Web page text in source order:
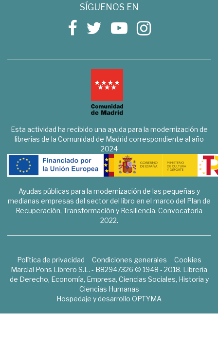
SÍGUENOS EN
Esta actividad ha recibido una ayuda para la modernización de
librerías de la Comunidad de Madrid correspondiente al año
2024
Ayudas públicas para la modernización de las pequeñas y
medianas empresas del sector del libro en el marco del Plan de
Recuperación, Transformación y Resiliencia. Convocatoria
2022.
Política de privacidad Condiciones generales
Cookies
Marcial Pons Librero S.L. - B82947326 © 1948 - 2018. Librería
de Derecho, Economía, Empresa, Ciencias Sociales, Historia y
Ciencias Humanas
Hospedaje y desarrollo OPTYMA